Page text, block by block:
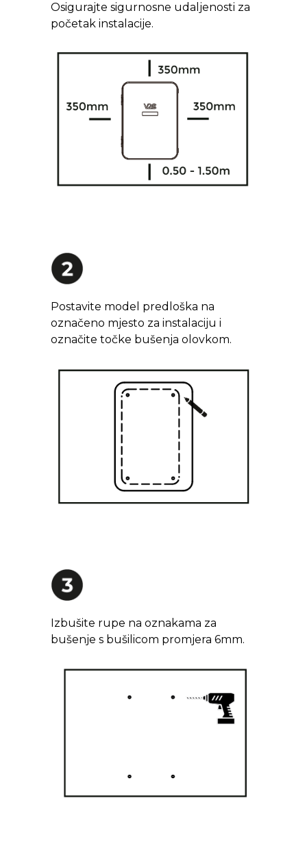
Osigurajte sigurnosne udaljenosti za
početak instalacije.
Postavite model predloška na
označeno mjesto za instalaciju i
označite točke bušenja olovkom.
Izbušite rupe na oznakama za
bušenje s bušilicom promjera 6mm.